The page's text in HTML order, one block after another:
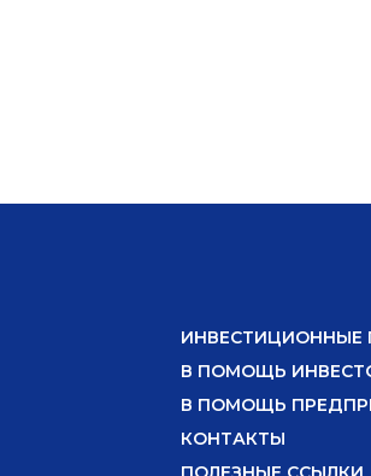
ИНВЕСТИЦИОННЫЕ
В ПОМОЩЬ
В ПОМОЩЬ
КОНТАКТЫ